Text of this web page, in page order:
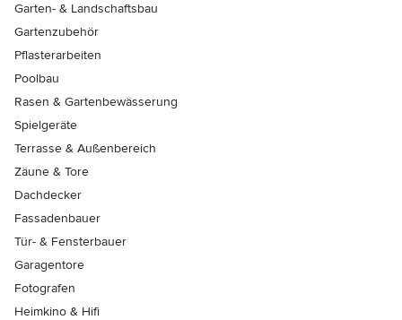
Garten- & Landschaftsbau
Gartenzubehör
Pflasterarbeiten
Poolbau
Rasen & Gartenbewässerung
Spielgeräte
Terrasse & Außenbereich
Zäune & Tore
Dachdecker
Fassadenbauer
Tür- & Fensterbauer
Garagentore
Fotografen
Heimkino & Hifi